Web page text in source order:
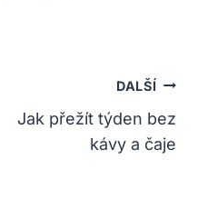
DALŠÍ
Jak přežít týden bez
kávy a čaje